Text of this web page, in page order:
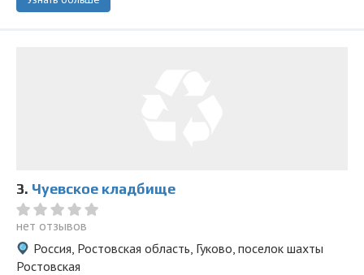
3. Чуевское кладбище
нет отзывов
Россия, Ростовская область, Гуково, поселок шахты
Ростовская